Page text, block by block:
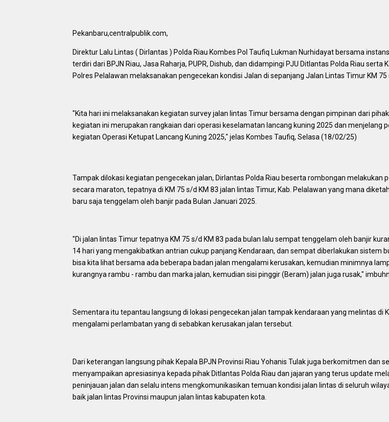
Pekanbaru,centralpublik.com,
Direktur Lalu Lintas ( Dirlantas ) Polda Riau Kombes Pol Taufiq Lukman Nurhidayat bersama
terdiri dari BPJN Riau, Jasa Raharja, PUPR, Dishub, dan didampingi PJU Ditlantas Polda Riau serta
Polres Pelalawan melaksanakan pengecekan kondisi Jalan di sepanjang Jalan Lintas Timur KM 75
"Kita hari ini melaksanakan kegiatan survey jalan lintas Timur bersama dengan pimpinan dari
kegiatan ini merupakan rangkaian dari operasi keselamatan lancang kuning 2025 dan menjelang
kegiatan Operasi Ketupat Lancang Kuning 2025," jelas Kombes Taufiq, Selasa (18/02/25)
Tampak dilokasi kegiatan pengecekan jalan, Dirlantas Polda Riau beserta rombongan melakukan
secara maraton, tepatnya di KM 75 s/d KM 83 jalan lintas Timur, Kab. Pelalawan yang mana
baru saja tenggelam oleh banjir pada Bulan Januari 2025.
"Di jalan lintas Timur tepatnya KM 75 s/d KM 83 pada bulan lalu sempat tenggelam oleh banjir
14 hari yang mengakibatkan antrian cukup panjang Kendaraan, dan sempat diberlakukan sistem
bisa kita lihat bersama ada beberapa badan jalan mengalami kerusakan, kemudian minimnya
kurangnya rambu - rambu dan marka jalan, kemudian sisi pinggir (Beram) jalan juga rusak,"
Sementara itu tepantau langsung di lokasi pengecekan jalan tampak kendaraan yang melintas di
mengalami perlambatan yang di sebabkan kerusakan jalan tersebut.
Dari keterangan langsung pihak Kepala BPJN Provinsi Riau Yohanis Tulak juga berkomitmen dan
menyampaikan apresiasinya kepada pihak Ditlantas Polda Riau dan jajaran yang terus update
peninjauan jalan dan selalu intens mengkomunikasikan temuan kondisi jalan lintas di seluruh
baik jalan lintas Provinsi maupun jalan lintas kabupaten kota.